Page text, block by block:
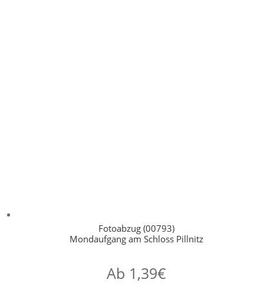
Fotoabzug (00793)
Mondaufgang am Schloss Pillnitz
Ab 1,39€